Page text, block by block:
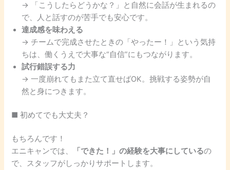
→ 「こうしたらどうかな？」と自然に会話が生まれるの
で、人と話すのが苦手でも安心です。
達成感を味わえる
→ チームで完成させたときの「やったー！」という気持
ちは、働くうえで大事な“自信”にもつながります。
試行錯誤する力
→ 一度崩れてもまた立て直せばOK。挑戦する姿勢が自
然と身につきます。
■ 初めてでも大丈夫？
もちろんです！
エニキャンでは、
「できた！」の経験を大事にしているの
で、スタッフがしっかりサポートします。